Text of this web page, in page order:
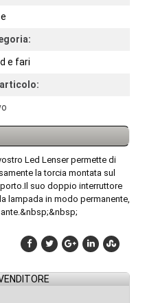
e fari
Led Lenser permette di
la torcia montata sul
suo doppio interruttore
lampada in modo permanente,